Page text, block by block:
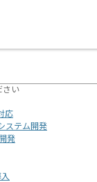
さい
応
ステム開発
発